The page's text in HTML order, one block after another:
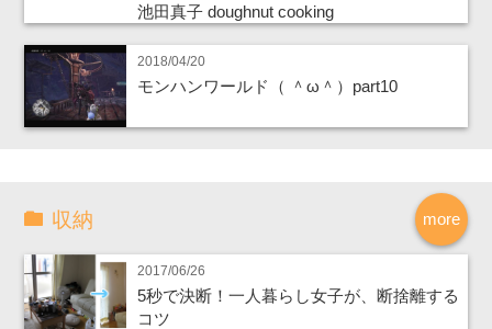
池田真子 doughnut cooking
2018/04/20
モンハンワールド（ ＾ω＾）part10
more
収納
2017/06/26
5秒で決断！一人暮らし女子が、断捨離する
コツ